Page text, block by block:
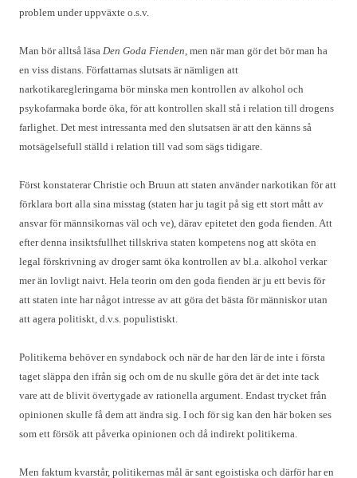
problem under uppväxte o.s.v.
Man bör alltså läsa Den Goda Fienden, men när man gör det bör man ha
en viss distans. Författarnas slutsats är nämligen att
narkotikaregleringarna bör minska men kontrollen av alkohol och
psykofarmaka borde öka, för att kontrollen skall stå i relation till drogens
farlighet. Det mest intressanta med den slutsatsen är att den känns så
motsägelsefull ställd i relation till vad som sägs tidigare.
Först konstaterar Christie och Bruun att staten använder narkotikan för att
förklara bort alla sina misstag (staten har ju tagit på sig ett stort mått av
ansvar för männsikornas väl och ve), därav epitetet den goda fienden. Att
efter denna insiktsfullhet tillskriva staten kompetens nog att sköta en
legal förskrivning av droger samt öka kontrollen av bl.a. alkohol verkar
mer än lovligt naivt. Hela teorin om den goda fienden är ju ett bevis för
att staten inte har något intresse av att göra det bästa för människor utan
att agera politiskt, d.v.s. populistiskt.
Politikerna behöver en syndabock och när de har den lär de inte i första
taget släppa den ifrån sig och om de nu skulle göra det är det inte tack
vare att de blivit övertygade av rationella argument. Endast trycket från
opinionen skulle få dem att ändra sig. I och för sig kan den här boken ses
som ett försök att påverka opinionen och då indirekt politikerna.
Men faktum kvarstår, politikernas mål är sant egoistiska och därför har en